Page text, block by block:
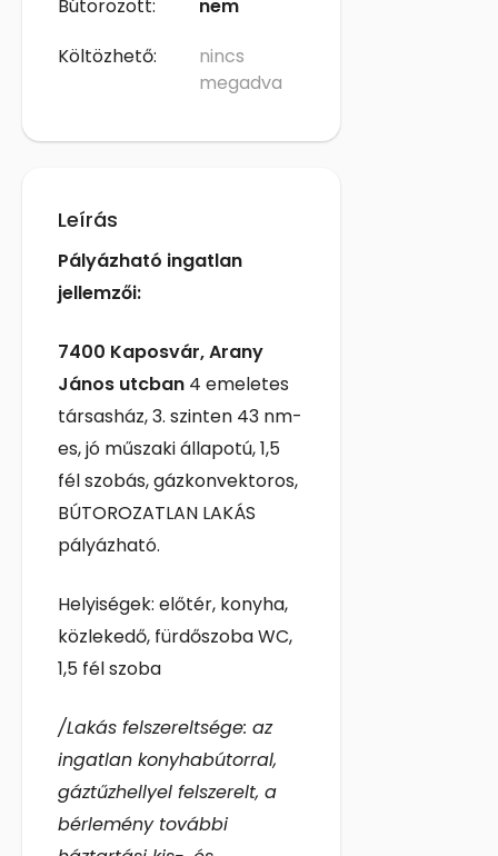
Bútorozott:
nem
Költözhető:
nincs
megadva
Leírás
Pályázható ingatlan
jellemzői:
7400 Kaposvár, Arany
János utcban 4 emeletes
társasház, 3. szinten 43 nm-
es, jó műszaki állapotú, 1,5
fél szobás, gázkonvektoros,
BÚTOROZATLAN LAKÁS
pályázható.
Helyiségek: előtér, konyha,
közlekedő, fürdőszoba WC,
1,5 fél szoba
/Lakás felszereltsége: az
ingatlan konyhabútorral,
gáztűzhellyel felszerelt, a
bérlemény további